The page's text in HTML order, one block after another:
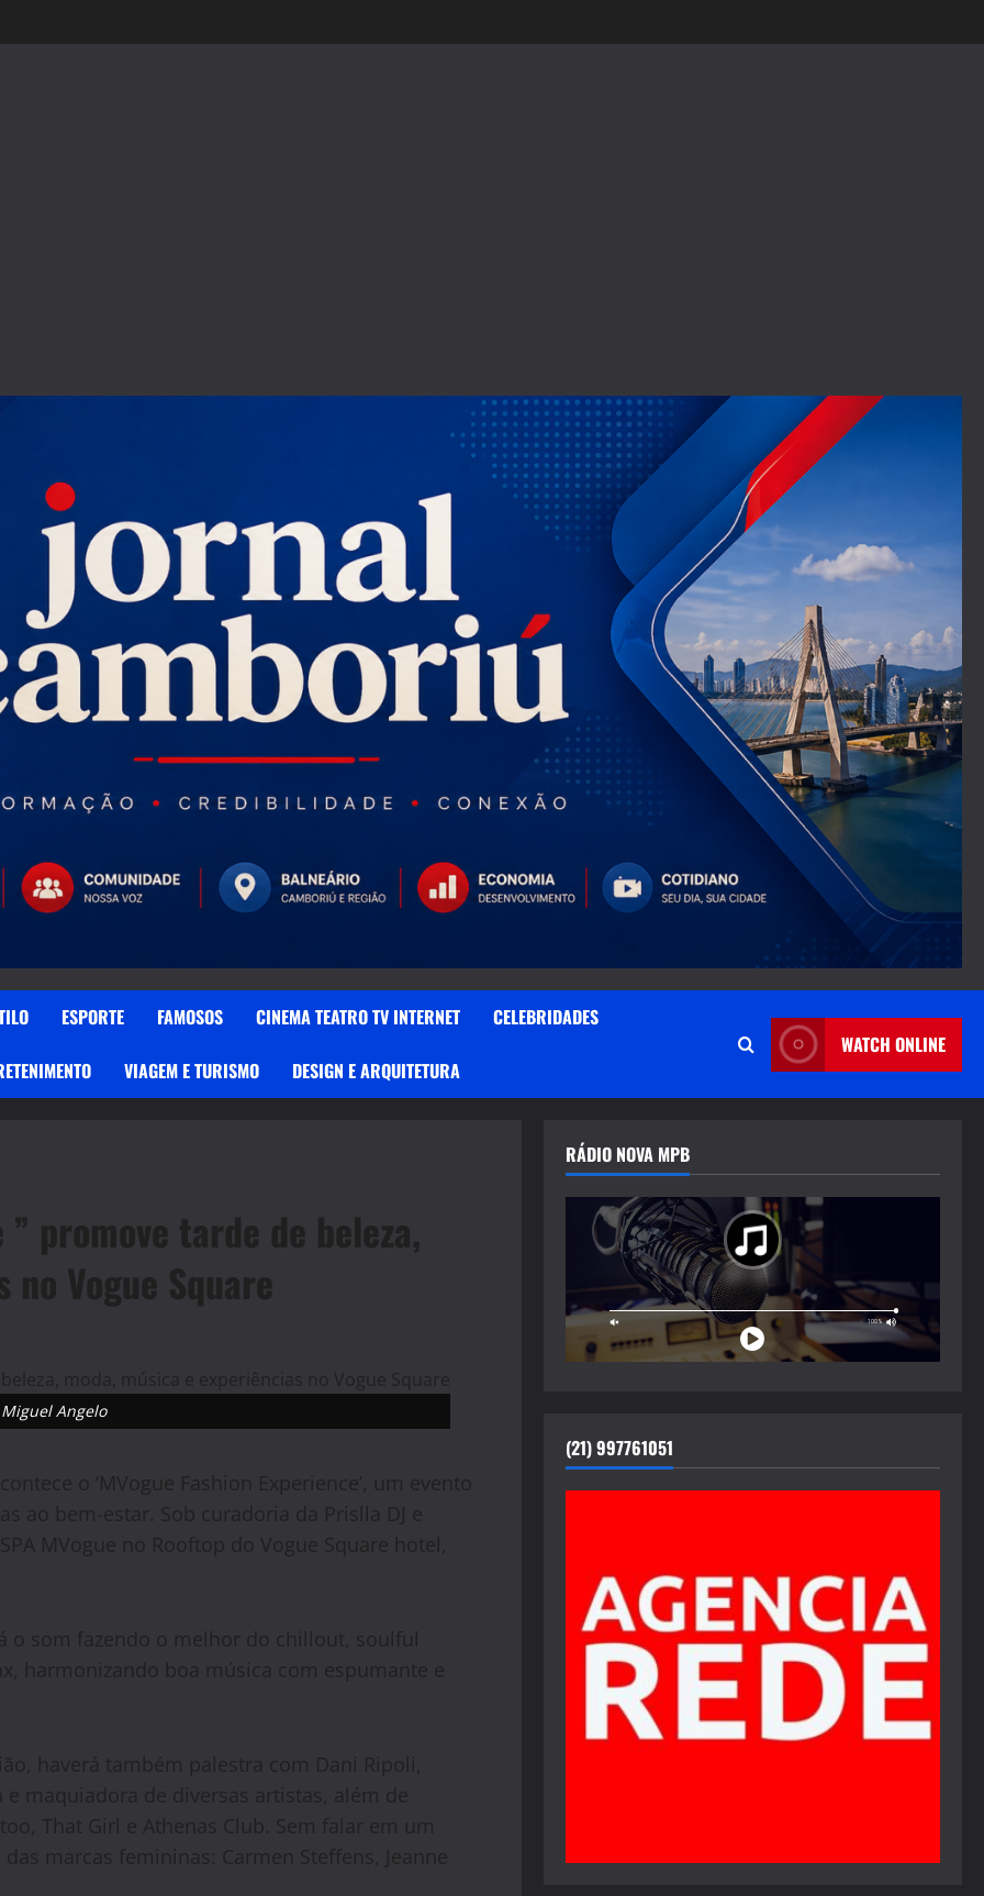
ESPORTE FAMOSOS CINEMA TEATRO TV INTERNET CELEBRIDADES
VIAGEM E TURISMO DESIGN E ARQUITETURA
WATCH ONLINE
” promove tarde de beleza,
Vogue Square
Angelo
o ‘MVogue Fashion Experience’, um evento
ao bem-estar. Sob curadoria da Prislla DJ e
MVogue no Rooftop do Vogue Square hotel,
o som fazendo o melhor do chillout, soulful
harmonizando boa música com espumante e
haverá também palestra com Dani Ripoli,
e maquiadora de diversas artistas, além de
That Girl e Athenas Club. Sem falar em um
marcas femininas: Carmen Steffens, Jeanne
RÁDIO NOVA MPB
(21) 997761051